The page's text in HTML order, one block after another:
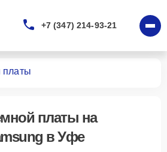
+7 (347) 214-93-21
платы
платы на
в Уфе